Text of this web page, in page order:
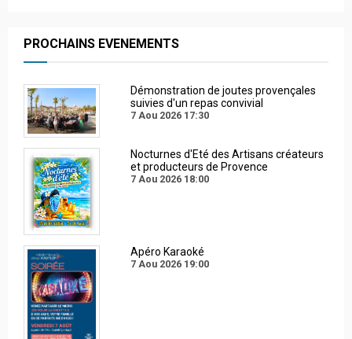
PROCHAINS EVENEMENTS
Démonstration de joutes provençales
suivies d'un repas convivial
7 Aou 2026 17:30
Nocturnes d'Eté des Artisans créateurs
et producteurs de Provence
7 Aou 2026 18:00
Apéro Karaoké
7 Aou 2026 19:00